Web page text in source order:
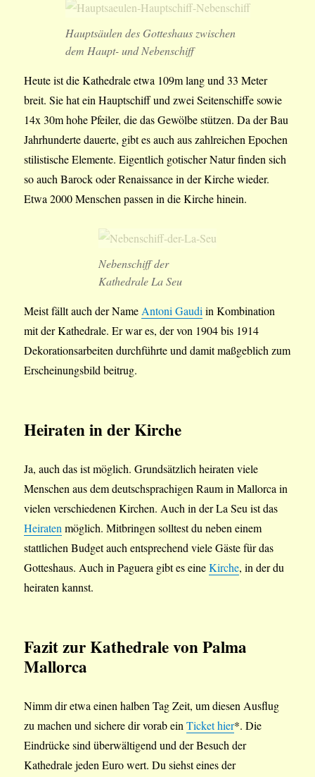
Hauptsäulen des Gotteshaus zwischen
dem Haupt- und Nebenschiff
Heute ist die Kathedrale etwa 109m lang und 33 Meter
breit. Sie hat ein Hauptschiff und zwei Seitenschiffe sowie
14x 30m hohe Pfeiler, die das Gewölbe stützen. Da der Bau
Jahrhunderte dauerte, gibt es auch aus zahlreichen Epochen
stilistische Elemente. Eigentlich gotischer Natur finden sich
so auch Barock oder Renaissance in der Kirche wieder.
Etwa 2000 Menschen passen in die Kirche hinein.
Nebenschiff der
Kathedrale La Seu
Meist fällt auch der Name Antoni Gaudi in Kombination
mit der Kathedrale. Er war es, der von 1904 bis 1914
Dekorationsarbeiten durchführte und damit maßgeblich zum
Erscheinungsbild beitrug.
Heiraten in der Kirche
Ja, auch das ist möglich. Grundsätzlich heiraten viele
Menschen aus dem deutschsprachigen Raum in Mallorca in
vielen verschiedenen Kirchen. Auch in der La Seu ist das
Heiraten möglich. Mitbringen solltest du neben einem
stattlichen Budget auch entsprechend viele Gäste für das
Gotteshaus. Auch in Paguera gibt es eineKirche, in der du
heiraten kannst.
Fazitzur Kathedrale von Palma
Mallorca
Nimm dir etwa einen halben Tag Zeit, um diesen Ausflug
zu machen und sichere dir vorab einTicket hier*. Die
Eindrücke sind überwältigend und der Besuch der
Kathedrale jeden Euro wert. Du siehst eines der